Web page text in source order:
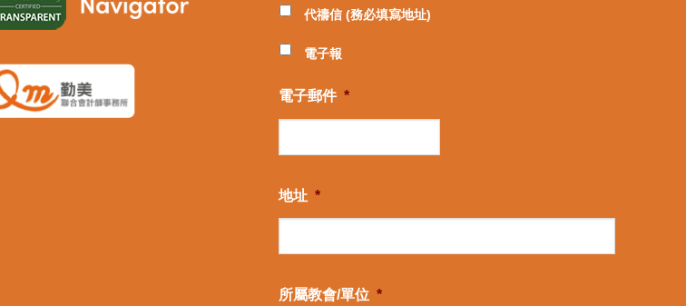
代禱信 (務必填寫地址)
電子報
電子郵件 *
地址 *
所屬教會/單位 *